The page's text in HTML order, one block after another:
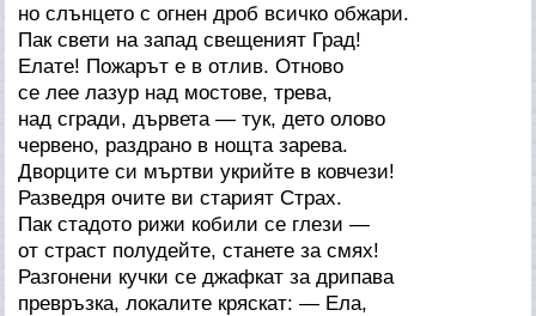
но слънцето с огнен дроб всичко обжари.
Пак свети на запад свещеният Град!
Елате! Пожарът е в отлив. Отново
се лее лазур над мостове, трева,
над сгради, дървета — тук, дето олово
червено, раздрано в нощта зарева.
Дворците си мъртви укрийте в ковчези!
Разведря очите ви старият Страх.
Пак стадото рижи кобили се глези —
от страст полудейте, станете за смях!
Разгонени кучки се джафкат за дрипава
превръзка, локалите кряскат: — Ела,